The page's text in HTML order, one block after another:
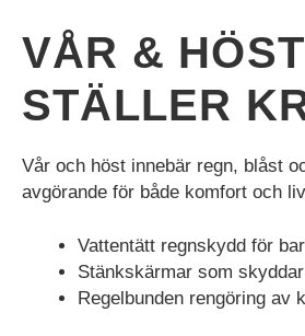
VÅR &
STÄLLER
Vår och höst innebär regn, blåst
avgörande för både komfort och
Vattentätt regnskydd för
Stänkskärmar som
Regelbunden rengöring av
för besökarna. Om
du nekar dessa
cookies kommer
viss funktionalitet
att försvinna från
Marknadsförings-
cookies används
för att leverera
besökare med